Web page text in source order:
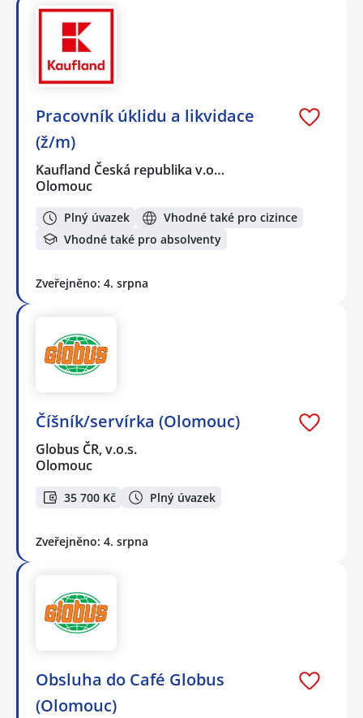
Pracovník úklidu a likvidace
(ž/m)
Kaufland Česká republika v.o…
Olomouc
Plný úvazek
Vhodné také pro cizince
Vhodné také pro absolventy
Zveřejněno: 4. srpna
Číšník/servírka (Olomouc)
Globus ČR, v.o.s.
Olomouc
35 700 Kč Plný úvazek
Zveřejněno: 4. srpna
Obsluha do Café Globus
(Olomouc)